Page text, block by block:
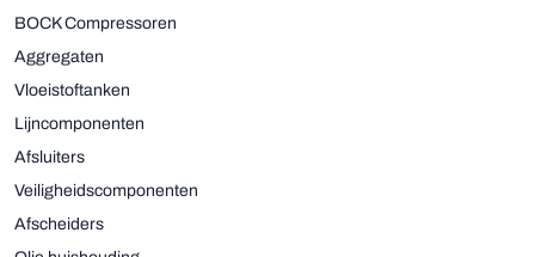
BOCK Compressoren
Aggregaten
Vloeistoftanken
Lijncomponenten
Afsluiters
Veiligheidscomponenten
Afscheiders